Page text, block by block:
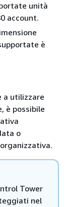
unità
account.
è
a utilizzare
è possibile
o
Tower
nel